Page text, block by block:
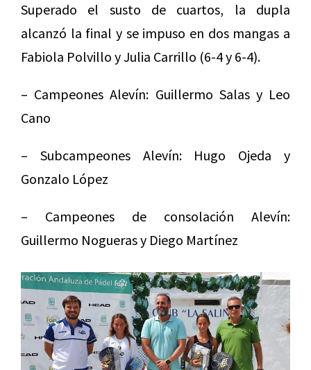
Superado el susto de cuartos, la dupla
alcanzó la final y se impuso en dos mangas a
Fabiola Polvillo y Julia Carrillo (6-4 y 6-4).
– Campeones Alevín: Guillermo Salas y Leo
Cano
– Subcampeones Alevín: Hugo Ojeda y
Gonzalo López
– Campeones de consolación Alevín:
Guillermo Nogueras y Diego Martínez